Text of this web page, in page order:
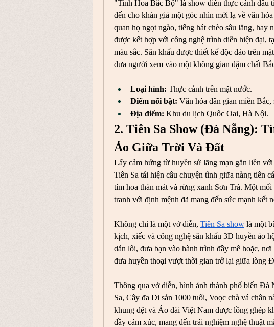
"Tinh Hoa Bắc Bộ" là show diễn thực cảnh đầu
đến cho khán giả một góc nhìn mới lạ về văn
quan họ ngọt ngào, tiếng hát chèo sâu lắng, hay
được kết hợp với công nghệ trình diễn hiện đại,
màu sắc. Sân khấu được thiết kế độc đáo trên
đưa người xem vào một không gian đậm chất
Loại hình: Thực cảnh trên mặt nước.
Điểm nổi bật: Văn hóa dân gian miền
Địa điểm: Khu du lịch Quốc Oai, Hà Nội.
2. Tiên Sa Show (Đà Nẵng):
Ảo Giữa Trời Và Đất
Lấy cảm hứng từ huyền sử lãng mạn gắn liền
Tiên Sa tái hiện câu chuyện tình giữa nàng tiên
tím hoa thàn mát và rừng xanh Sơn Trà. Một
tranh với định mệnh đã mang đến sức mạnh kết
Không chỉ là một vở diễn, Tiên Sa show là một
kịch, xiếc và công nghệ sân khấu 3D huyền ảo
dẫn lối, đưa bạn vào hành trình đầy mê hoặc,
đưa huyền thoại vượt thời gian trở lại giữa lòng
Thông qua vở diễn, hình ảnh thành phố biển Đà
Sa, Cây đa Di sản 1000 tuổi, Voọc chà vá chân
khung dệt và Áo dài Việt Nam được lồng ghép
đầy cảm xúc, mang đến trải nghiệm nghệ thuật